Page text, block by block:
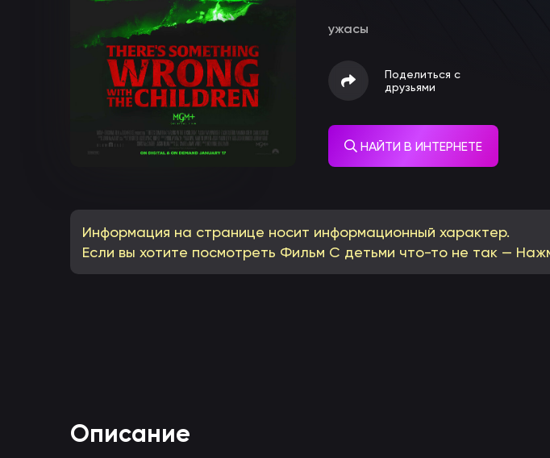
ужасы
Поделиться с
друзьями
НАЙТИ В ИНТЕРНЕТЕ
Информация на странице носит информационный характер.
Если вы хотите посмотреть Фильм С детьми что-то не так —
Смотреть С детьми что-то не так онлайн
Описание